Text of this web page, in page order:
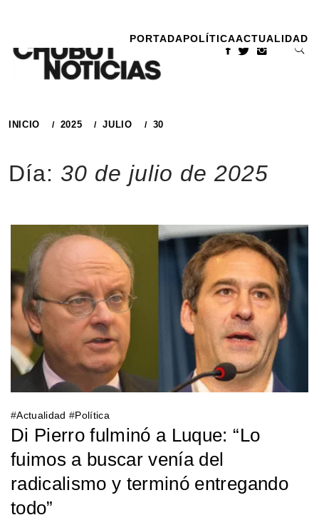
contenido
PORTADAPOLÍTICAACTUALIDAD
INICIO 2025 JULIO 30
Día: 30 de julio de 2025
#Actualidad #Política
Di Pierro fulminó a Luque: “Lo
fuimos a buscar venía del
radicalismo y terminó entregando
todo”